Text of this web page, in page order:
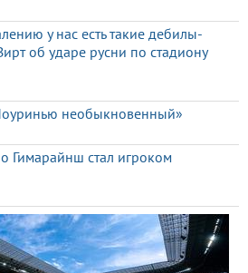
у нас есть такие дебилы-
об ударе русни по стадиону
необыкновенный»
Гимарайнш стал игроком